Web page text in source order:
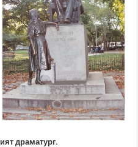
драматург.